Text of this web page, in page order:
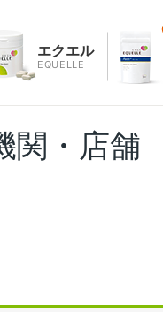
エクエル
EQUELLE
関・店舗